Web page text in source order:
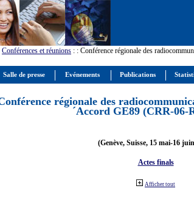
Conférences et réunions : : Conférence régionale des
régionale des
´Accord GE89 (CRR-06-
(Genève, Suisse, 15 mai-16
Actes finals
Afficher tout
Salle de presse Evénements Publications